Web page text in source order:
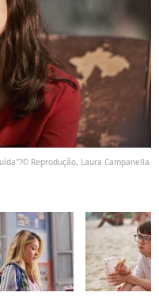
Reprodução, Laura Campanella